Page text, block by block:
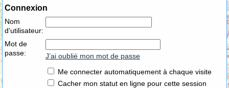
Connexion
Nom
d’utilisateur:
Mot de
passe:
J’ai oublié mon mot de passe
Me connecter automatiquement à chaque visite
Cacher mon statut en ligne pour cette session